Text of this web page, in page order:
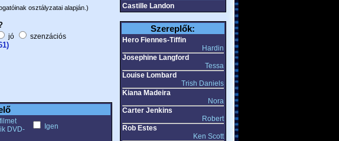
osztályzatai alapján.)
jó szenzációs
DVD-
Igen
Castille Landon
Szereplők:
Hero Fiennes-Tiffin
Hardin
Josephine Langford
Tessa
Louise Lombard
Trish Daniels
Kiana Madeira
Nora
Carter Jenkins
Robert
Rob Estes
Ken Scott